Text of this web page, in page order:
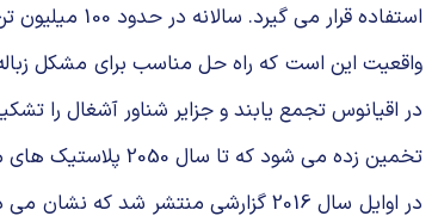
استفاده قرار می گیرد. سالانه در حدود 100 میلیون تن از این نوع کالاها تولید می شود.
واقعیت این است که راه حل مناسب برای مشکل
در اقیانوس تجمع یابند و جزایر شناور آشغال را
تخمین زده می شود که تا سال 2050 پلاستیک های موجود در اقیانوس ها از تعداد ماهی ها بیشتر می شود.